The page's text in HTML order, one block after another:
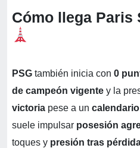
Cómo llega Paris
PSG también inicia con 0
de campeón vigente y la
victoria pese a un
suele impulsar posesión
toques y presión tras